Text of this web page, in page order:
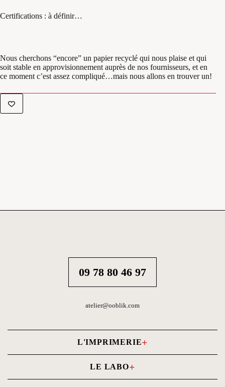
Certifications : à définir…
Nous cherchons “encore” un papier recyclé qui nous plaise et qui
soit stable en approvisionnement auprès de nos fournisseurs, et en
ce moment c’est assez compliqué…mais nous allons en trouver un!
09 78 80 46 97
atelier@ooblik.com
L'IMPRIMERIE
Carnets photo
Livres photo
LE LABO